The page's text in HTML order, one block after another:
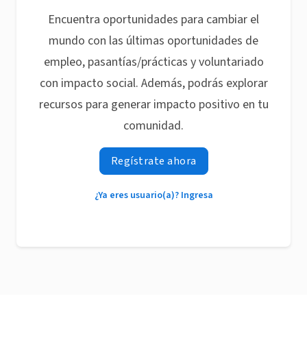
Encuentra oportunidades para cambiar el
mundo con las últimas oportunidades de
empleo, pasantías/prácticas y voluntariado
con impacto social. Además, podrás explorar
recursos para generar impacto positivo en tu
comunidad.
Regístrate ahora
¿Ya eres usuario(a)? Ingresa